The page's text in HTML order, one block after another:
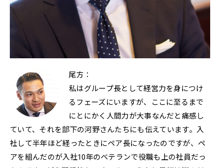
尾方：
私はグループ長として経営力を身につけ
るフェーズにいますが、ここに至るまで
にとにかく人間力が大事なんだと痛感し
ていて、それを部下の河野さんたちにも伝えています。入
社して半年ほど経ったときにペア長になったのですが、ペ
アを組んだのが入社10年のベテランで役職も上の社員だっ